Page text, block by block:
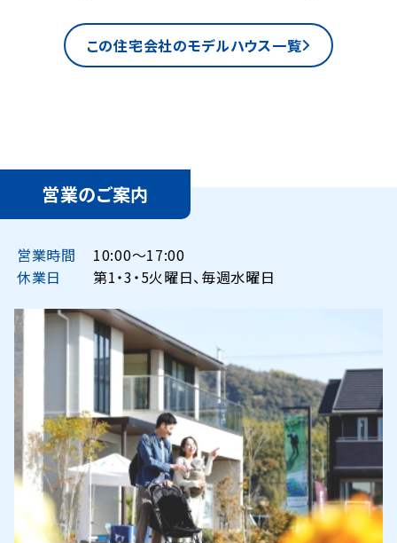
この住宅会社のモデルハウス一覧
営業のご案内
営業時間
10:00〜17:00
休業日
第1・3・5火曜日、毎週水曜日